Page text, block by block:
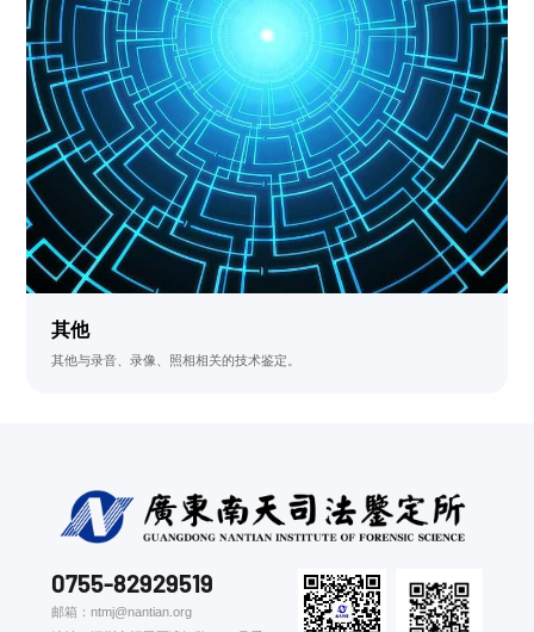
其他
其他与录音、录像、照相相关的技术鉴定。
0755-82929519
邮箱：ntmj@nantian.org